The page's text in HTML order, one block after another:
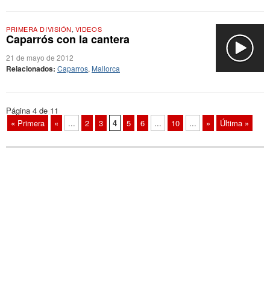
PRIMERA DIVISIÓN, VIDEOS
Caparrós con la cantera
21 de mayo de 2012
Relacionados: Caparros, Mallorca
Página 4 de 11
« Primera
« ... 2 3 4 5 6 ... 10 ... » Última »